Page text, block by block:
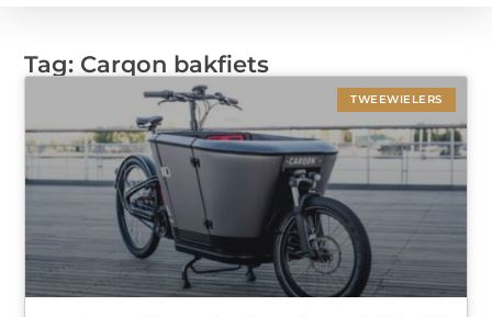
Tag: Carqon bakfiets
TWEEWIELERS